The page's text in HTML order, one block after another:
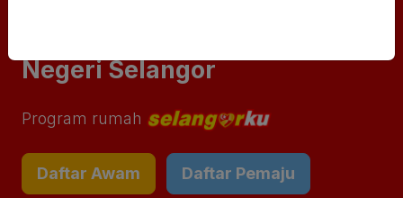
Negeri Selangor
Program rumah
Daftar Awam Daftar Pemaju